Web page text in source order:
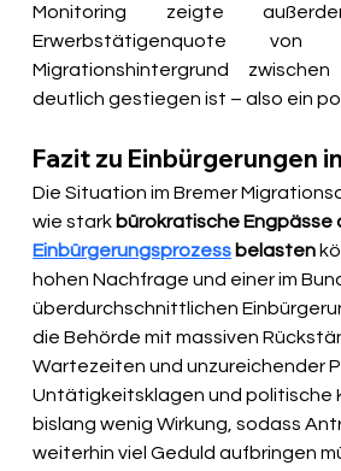
Monitoring zeigte
Erwerbstätigenquote von
Migrationshintergrund
deutlich gestiegen ist – also ein
Fazit zu Einbürgerungen
Die Situation im Bremer
wie stark bürokratische Engpässe
Einbürgerungsprozess belasten
hohen Nachfrage und einer im
überdurchschnittlichen
die Behörde mit massiven
Wartezeiten und unzureichender
Untätigkeitsklagen und politische
bislang wenig Wirkung, sodass
weiterhin viel Geduld aufbringen